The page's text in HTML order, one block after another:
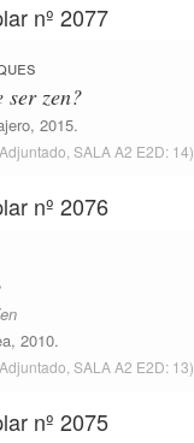
nº 2077
ser zen?
, 2015.
SALA A2 E2D: 14).
nº 2076
, 2010.
SALA A2 E2D: 13).
nº 2075